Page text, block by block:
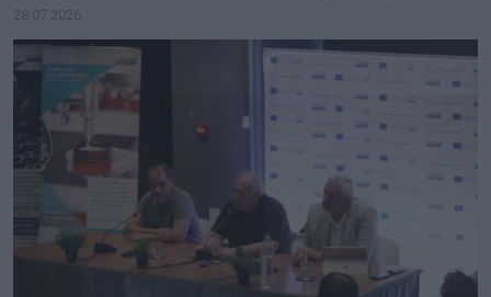
28.07.2026